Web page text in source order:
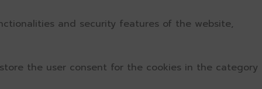
and security features of the website,
the user consent for the cookies in the category